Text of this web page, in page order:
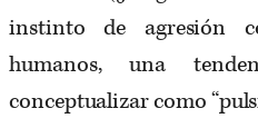
instinto de agresión
humanos, una
conceptualizar como